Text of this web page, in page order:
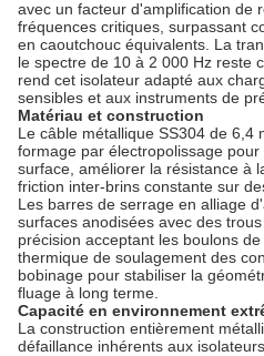
avec un facteur d'amplification de
fréquences critiques, surpassant
en caoutchouc équivalents. La
le spectre de 10 à 2 000 Hz reste
rend cet isolateur adapté aux
sensibles et aux instruments de
Matériau et construction
Le câble métallique SS304 de 6,4
formage par électropolissage
surface, améliorer la résistance à
friction inter-brins constante sur
Les barres de serrage en alliage
surfaces anodisées avec des
précision acceptant les boulons
thermique de soulagement des
bobinage pour stabiliser la
fluage à long terme.
Capacité en environnement
La construction entièrement
défaillance inhérents aux